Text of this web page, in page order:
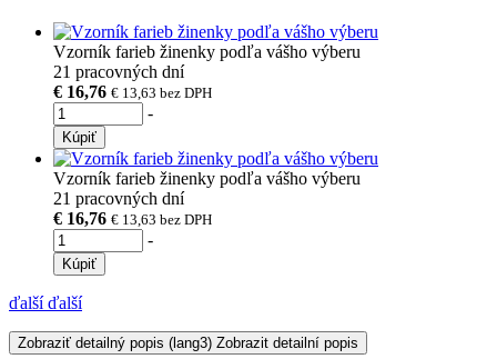
Vzorník farieb žinenky podľa vášho výberu
21 pracovných dní
€ 16,76 € 13,63 bez DPH
-
Kúpiť
Vzorník farieb žinenky podľa vášho výberu
21 pracovných dní
€ 16,76 € 13,63 bez DPH
-
Kúpiť
ďalší ďalší
Zobraziť detailný popis (lang3) Zobrazit detailní popis